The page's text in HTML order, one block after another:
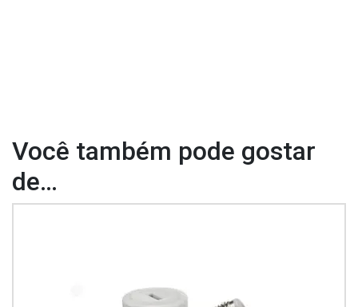
Você também pode gostar
de…